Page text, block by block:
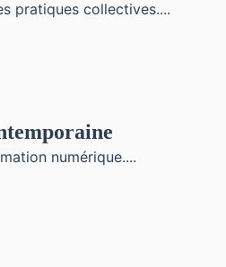
pratiques collectives....
numérique....